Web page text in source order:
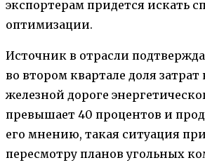
экспортерам придется искать
оптимизации.
Источник в отрасли
во втором квартале доля затрат
железной дороге
превышает 40 процентов и
его мнению, такая ситуация
пересмотру планов угольных